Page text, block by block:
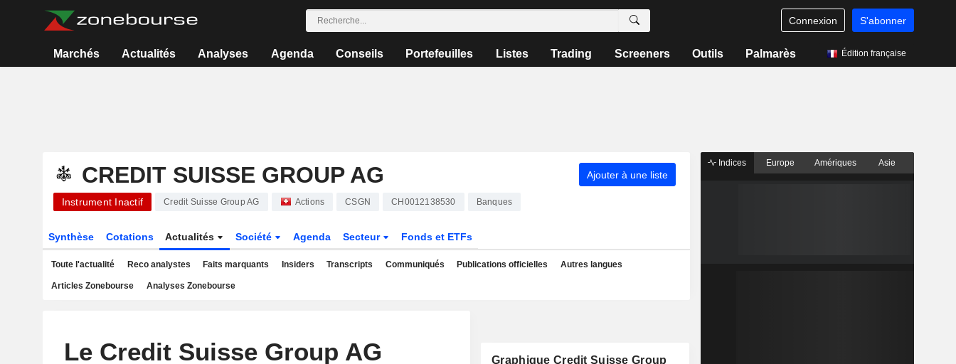
Connexion S'abonner
Marchés Actualités Analyses Agenda Conseils Portefeuilles Listes Trading Screeners Outils Palmarès Édition française
CREDIT SUISSE GROUP AG Ajouter à une liste
Instrument Inactif Credit Suisse Group AG Actions CSGN CH0012138530 Banques
Synthèse Cotations Actualités Société Agenda Secteur Fonds et ETFs
Toute l'actualité Reco analystes Faits marquants Insiders Transcripts Communiqués Publications officielles Autres langues
Articles Zonebourse Analyses Zonebourse
Le Credit Suisse Group AG
Graphique Credit Suisse Group
Indices Europe Amériques Asie